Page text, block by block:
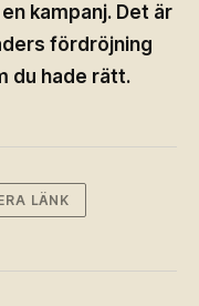
kampanj. Det är
fördröjning
du hade rätt.
LÄNK